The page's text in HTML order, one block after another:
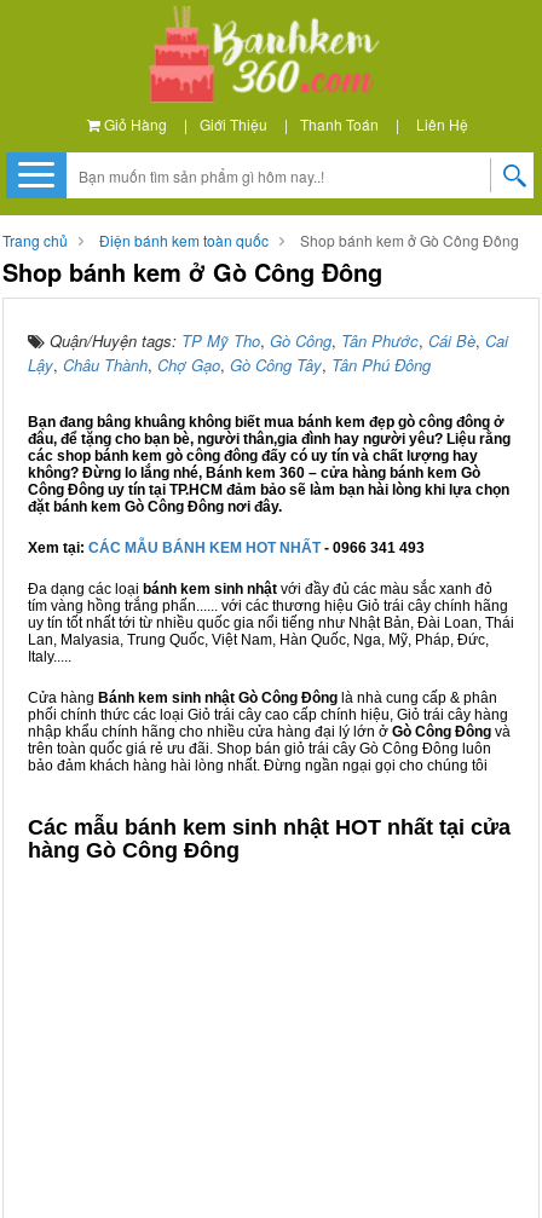
Giỏ Hàng | Giới Thiệu | Thanh Toán | Liên Hệ
Trang chủ Điện bánh kem toàn quốc Shop bánh kem ở Gò Công Đông
Shop bánh kem ở Gò Công Đông
Quận/Huyện tags: TP Mỹ Tho, Gò Công, Tân Phước, Cái Bè, Cai
Lậy, Châu Thành, Chợ Gạo, Gò Công Tây, Tân Phú Đông
Bạn đang bâng khuâng không biết mua bánh kem đẹp gò công đông ở
đâu, để tặng cho bạn bè, người thân,gia đình hay người yêu? Liệu rằng
các shop bánh kem gò công đông đấy có uy tín và chất lượng hay
không? Đừng lo lắng nhé, Bánh kem 360 – cửa hàng bánh kem Gò
Công Đông uy tín tại TP.HCM đảm bảo sẽ làm bạn hài lòng khi lựa chọn
đặt bánh kem Gò Công Đông nơi đây.
Xem tại: CÁC MẪU BÁNH KEM HOT NHẤT- 0966 341 493
Đa dạng các loại bánh kem sinh nhật với đầy đủ các màu sắc xanh đỏ
tím vàng hồng trắng phấn...... với các thương hiệu Giỏ trái cây chính hãng
uy tín tốt nhất tới từ nhiều quốc gia nổi tiếng như Nhật Bản, Đài Loan, Thái
Lan, Malyasia, Trung Quốc, Việt Nam, Hàn Quốc, Nga, Mỹ, Pháp, Đức,
Italy.....
Cửa hàng Bánh kem sinh nhật Gò Công Đông là nhà cung cấp & phân
phối chính thức các loại Giỏ trái cây cao cấp chính hiệu, Giỏ trái cây hàng
nhập khẩu chính hãng cho nhiều cửa hàng đại lý lớn ở Gò Công Đông và
trên toàn quốc giá rẻ ưu đãi. Shop bán giỏ trái cây Gò Công Đông luôn
bảo đảm khách hàng hài lòng nhất. Đừng ngần ngại gọi cho chúng tôi
Các mẫu bánh kem sinh nhật HOT nhất tại cửa
hàng Gò Công Đông